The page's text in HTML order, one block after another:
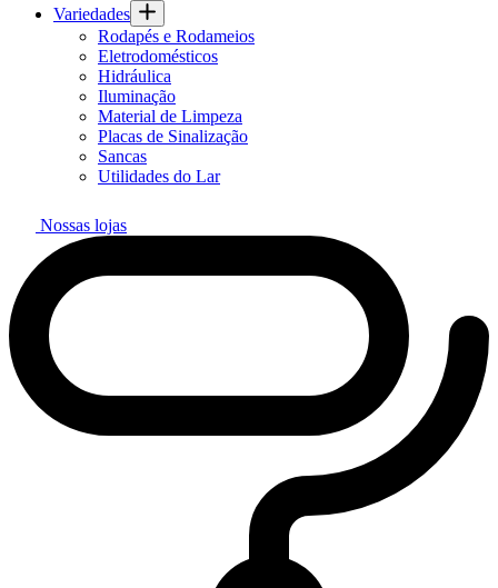
Variedades
Rodapés e Rodameios
Eletrodomésticos
Hidráulica
Iluminação
Material de Limpeza
Placas de Sinalização
Sancas
Utilidades do Lar
Nossas lojas